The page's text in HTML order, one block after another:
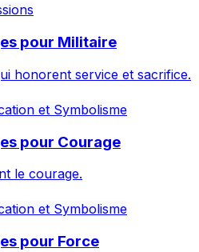
pour Militaire
honorent service et sacrifice.
et Symbolisme
pour Courage
le courage.
et Symbolisme
pour Force